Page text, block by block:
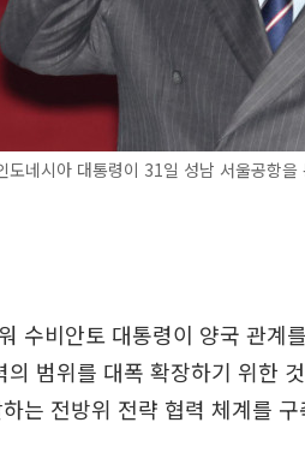
네시아 대통령이 31일 성남 서울공항을
수비안토 대통령이 양국 관계
의 범위를 대폭 확장하기 위한
는 전방위 전략 협력 체계를